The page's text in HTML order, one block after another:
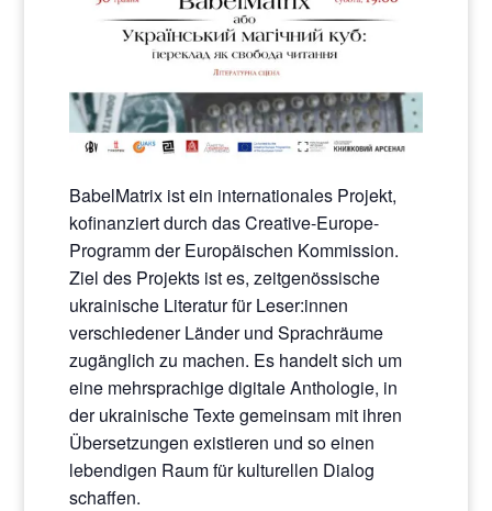
BabelMatrix ist ein internationales Projekt,
kofinanziert durch das Creative-Europe-
Programm der Europäischen Kommission.
Ziel des Projekts ist es, zeitgenössische
ukrainische Literatur für Leser:innen
verschiedener Länder und Sprachräume
zugänglich zu machen. Es handelt sich um
eine mehrsprachige digitale Anthologie, in
der ukrainische Texte gemeinsam mit ihren
Übersetzungen existieren und so einen
lebendigen Raum für kulturellen Dialog
schaffen.